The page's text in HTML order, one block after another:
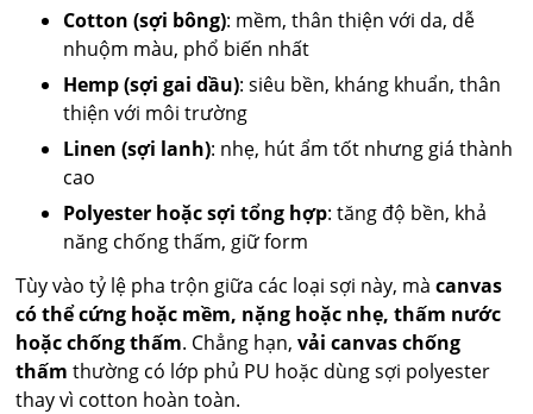
Cotton (sợi bông): mềm, thân thiện với da, dễ
nhuộm màu, phổ biến nhất
Hemp (sợi gai dầu): siêu bền, kháng khuẩn, thân
thiện với môi trường
Linen (sợi lanh): nhẹ, hút ẩm tốt nhưng giá thành
cao
Polyester hoặc sợi tổng hợp: tăng độ bền, khả
năng chống thấm, giữ form
Tùy vào tỷ lệ pha trộn giữa các loại sợi này, màcanvas
có thể cứng hoặc mềm, nặng hoặc nhẹ, thấm nước
hoặc chống thấm. Chẳng hạn,vải canvas chống
thấm thường có lớp phủ PU hoặc dùng sợi polyester
thay vì cotton hoàn toàn.